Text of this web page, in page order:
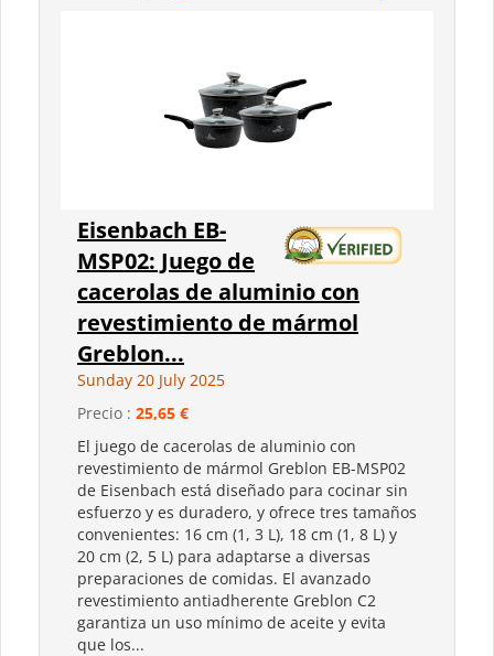
Eisenbach EB-
MSP02: Juego de
cacerolas de aluminio con
revestimiento de mármol
Greblon...
Sunday 20 July 2025
Precio : 25,65 €
El juego de cacerolas de aluminio con
revestimiento de mármol Greblon EB-MSP02
de Eisenbach está diseñado para cocinar sin
esfuerzo y es duradero, y ofrece tres tamaños
convenientes: 16 cm (1, 3 L), 18 cm (1, 8 L) y
20 cm (2, 5 L) para adaptarse a diversas
preparaciones de comidas. El avanzado
revestimiento antiadherente Greblon C2
garantiza un uso mínimo de aceite y evita
que los...